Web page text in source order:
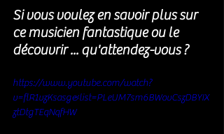
Si vous voulez en savoir plus sur
ce musicien fantastique ou le
découvrir ... qu'attendez-vous ?
https://www.youtube.com/watch?
v=flR1vzKsasg&list=PLeUM7sm6BWovCszDBYIX
ztDtgTEqNqfHW